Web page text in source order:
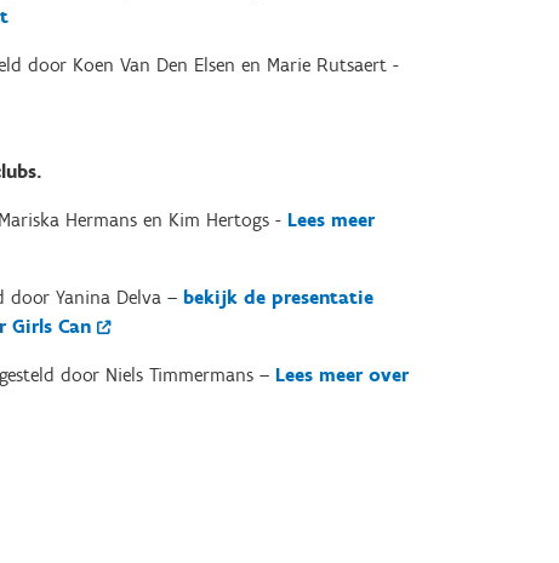
door Koen Van Den Elsen en Marie Rutsaert -
Mariska Hermans en Kim Hertogs - Lees meer
door Yanina Delva – bekijk de presentatie
Girls Can
door Niels Timmermans – Lees meer over